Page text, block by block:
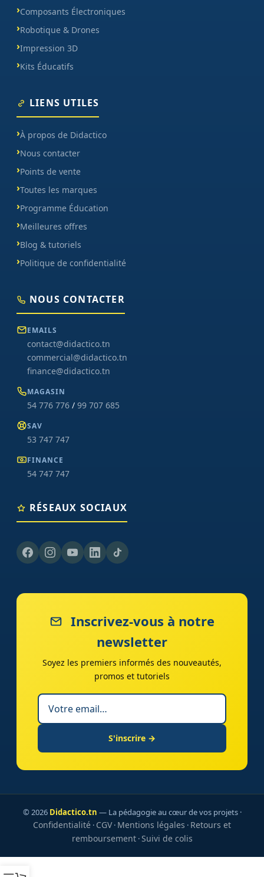
Composants Électroniques
Robotique & Drones
Impression 3D
Kits Éducatifs
LIENS UTILES
À propos de Didactico
Nous contacter
Points de vente
Toutes les marques
Programme Éducation
Meilleures offres
Blog & tutoriels
Politique de confidentialité
NOUS CONTACTER
EMAILS
contact@didactico.tn
commercial@didactico.tn
finance@didactico.tn
MAGASIN
54 776 776 / 99 707 685
SAV
53 747 747
FINANCE
54 747 747
RÉSEAUX SOCIAUX
Inscrivez-vous à notre
newsletter
Soyez les premiers informés des nouveautés,
promos et tutoriels
S'inscrire →
© 2026 Didactico.tn — La pédagogie au cœur de vos projets ·
Confidentialité · CGV· Mentions légales · Retours et
remboursement·Suivi de colis